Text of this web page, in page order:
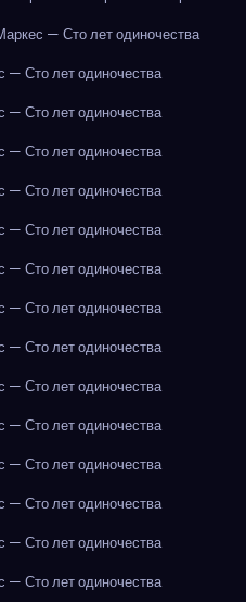
— Сто лет одиночества
— Сто лет одиночества
— Сто лет одиночества
— Сто лет одиночества
— Сто лет одиночества
— Сто лет одиночества
— Сто лет одиночества
— Сто лет одиночества
— Сто лет одиночества
— Сто лет одиночества
— Сто лет одиночества
— Сто лет одиночества
— Сто лет одиночества
— Сто лет одиночества
— Сто лет одиночества